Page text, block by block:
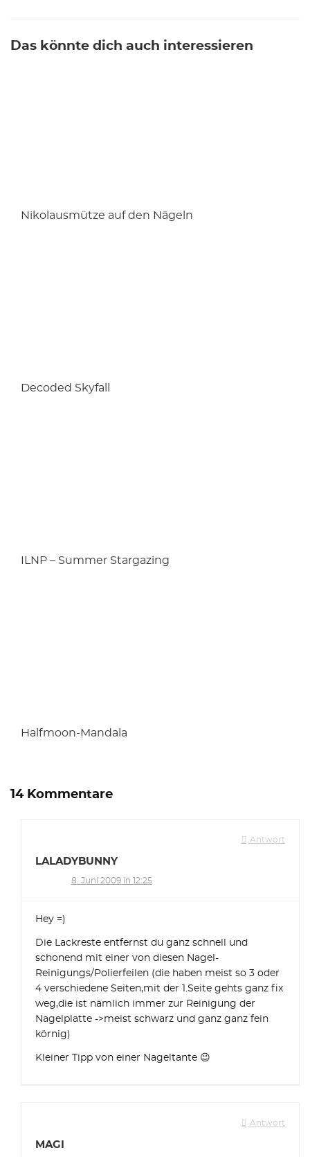
Das könnte dich auch interessieren
Nikolausmütze auf den Nägeln
Decoded Skyfall
ILNP – Summer Stargazing
Halfmoon-Mandala
14 Kommentare
Antwort
LALADYBUNNY
8. Juni 2009 in 12:25
Hey =)
Die Lackreste entfernst du ganz schnell und
schonend mit einer von diesen Nagel-
Reinigungs/Polierfeilen (die haben meist so 3 oder
4 verschiedene Seiten,mit der 1.Seite gehts ganz fix
weg,die ist nämlich immer zur Reinigung der
Nagelplatte ->meist schwarz und ganz ganz fein
körnig)
Kleiner Tipp von einer Nageltante 😉
Antwort
MAGI